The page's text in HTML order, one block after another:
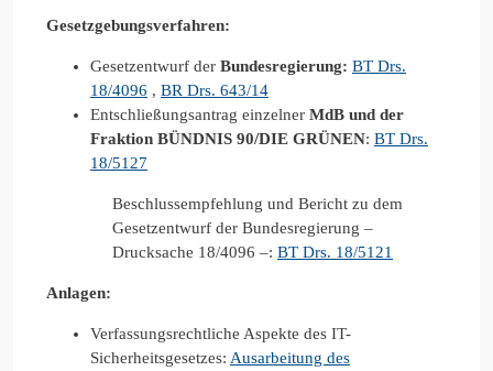
Gesetzgebungsverfahren:
Gesetzentwurf der Bundesregierung: BT Drs.
18/4096 , BR Drs. 643/14
Entschließungsantrag einzelner MdB und der
Fraktion BÜNDNIS 90/DIE GRÜNEN: BT Drs.
18/5127
Beschlussempfehlung und Bericht zu dem
Gesetzentwurf der Bundesregierung –
Drucksache 18/4096 –: BT Drs. 18/5121
Anlagen:
Verfassungsrechtliche Aspekte des IT-
Sicherheitsgesetzes: Ausarbeitung des